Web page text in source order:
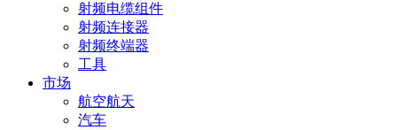
射频电缆组件
射频连接器
射频终端器
工具
市场
航空航天
汽车